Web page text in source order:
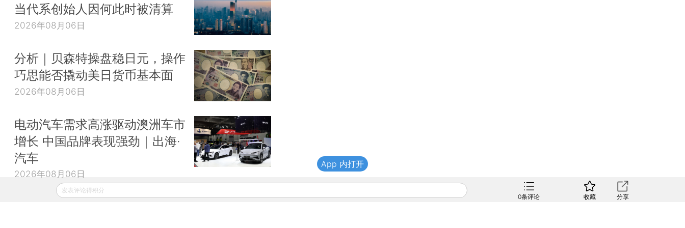
当代系创始人因何此时被清算
2026年08月06日
分析｜贝森特操盘稳日元，操作
巧思能否撬动美日货币基本面
2026年08月06日
电动汽车需求高涨驱动澳洲车市
增长 中国品牌表现强劲｜出海·
汽车
2026年08月06日
发表评论得积分
0条评论 收藏 分享
App 内打开